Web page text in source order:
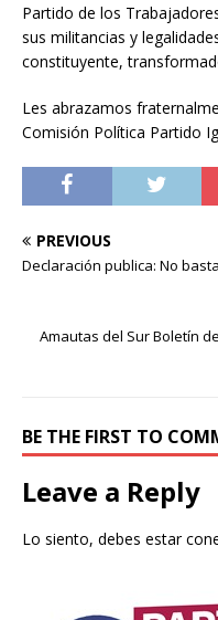
Partido de los
sus militancias y
constituyente,
Les abrazamos
Comisión Política Partido
PREVIOUS
Declaración publica: No
Amautas del Sur Boletín
BE THE FIRST TO
Leave a Reply
Lo siento, debes estar